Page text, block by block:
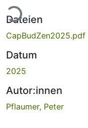
Dateien
CapBudZen2025.pdf
Datum
2025
Autor:innen
Pflaumer, Peter